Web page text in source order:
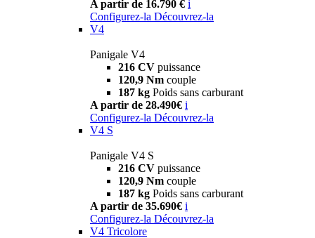
A partir de 16.790 € i
Configurez-la Découvrez-la
V4
Panigale V4
216 CV puissance
120,9 Nm couple
187 kg Poids sans carburant
A partir de 28.490€ i
Configurez-la Découvrez-la
V4 S
Panigale V4 S
216 CV puissance
120,9 Nm couple
187 kg Poids sans carburant
A partir de 35.690€ i
Configurez-la Découvrez-la
V4 Tricolore